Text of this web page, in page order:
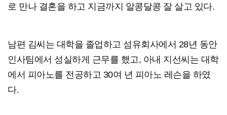
로 만나 결혼을 하고 지금까지 알콩달콩 잘 살고 있다.
남편 김씨는 대학을 졸업하고 섬유회사에서 28년 동안
인사팀에서 성실하게 근무를 했고, 아내 지선씨는 대학
에서 피아노를 전공하고 30여 년 피아노 레슨을 하였
다.